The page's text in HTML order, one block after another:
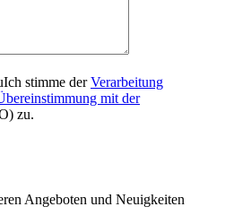
Ich stimme derVerarbeitung
mit der
zu.
Angeboten und Neuigkeiten